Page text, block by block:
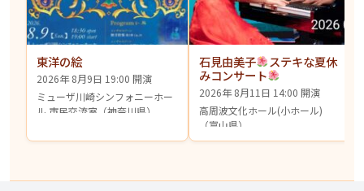
東洋の絵
2026年 8月9日 19:00 開演
ミューザ川崎シンフォニーホー
ル 市民交流室（神奈川県）
石見由美子
ステキな夏休
みコンサート
2026年 8月11日 14:00 開演
高周波文化ホール(小ホール)
（富山県）